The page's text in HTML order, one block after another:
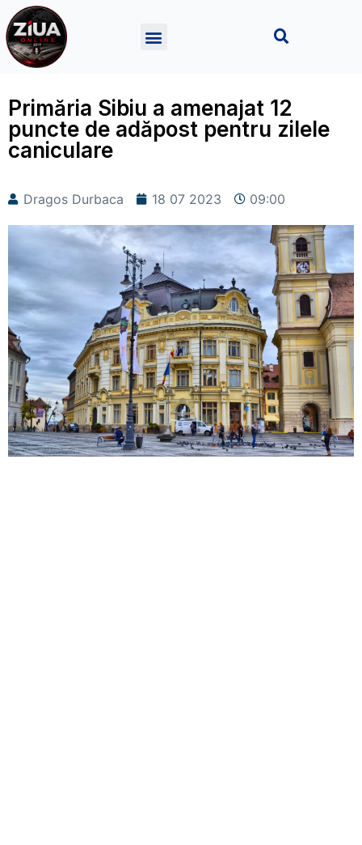
Primăria Sibiu a amenajat 12
puncte de adăpost pentru zilele
caniculare
Dragos Durbaca 18 07 2023 09:00